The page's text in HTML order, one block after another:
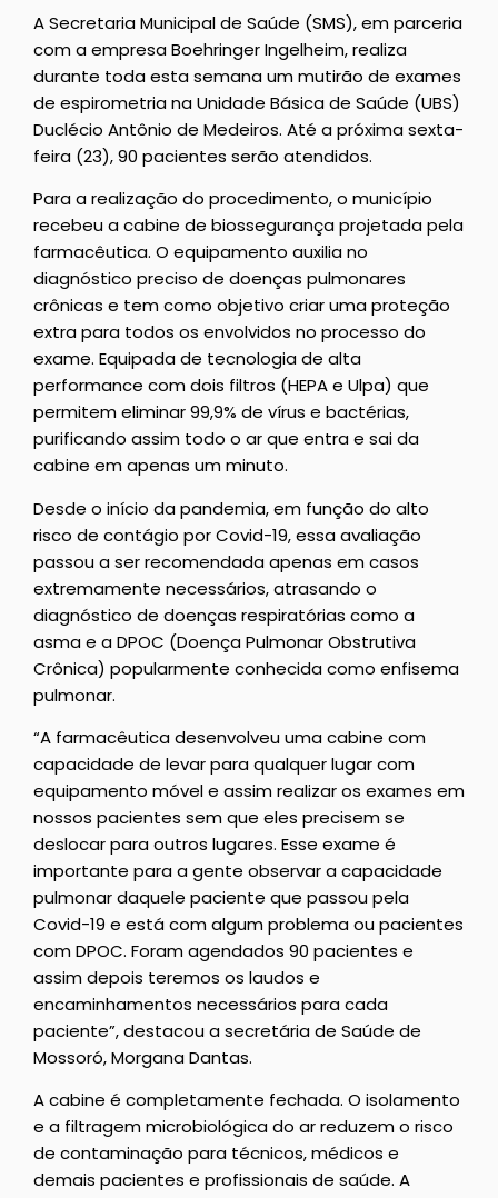
A Secretaria Municipal de Saúde (SMS), em parceria
com a empresa Boehringer Ingelheim, realiza
durante toda esta semana um mutirão de exames
de espirometria na Unidade Básica de Saúde (UBS)
Duclécio Antônio de Medeiros. Até a próxima sexta-
feira (23), 90 pacientes serão atendidos.
Para a realização do procedimento, o município
recebeu a cabine de biossegurança projetada pela
farmacêutica. O equipamento auxilia no
diagnóstico preciso de doenças pulmonares
crônicas e tem como objetivo criar uma proteção
extra para todos os envolvidos no processo do
exame. Equipada de tecnologia de alta
performance com dois filtros (HEPA e Ulpa) que
permitem eliminar 99,9% de vírus e bactérias,
purificando assim todo o ar que entra e sai da
cabine em apenas um minuto.
Desde o início da pandemia, em função do alto
risco de contágio por Covid-19, essa avaliação
passou a ser recomendada apenas em casos
extremamente necessários, atrasando o
diagnóstico de doenças respiratórias como a
asma e a DPOC (Doença Pulmonar Obstrutiva
Crônica) popularmente conhecida como enfisema
pulmonar.
“A farmacêutica desenvolveu uma cabine com
capacidade de levar para qualquer lugar com
equipamento móvel e assim realizar os exames em
nossos pacientes sem que eles precisem se
deslocar para outros lugares. Esse exame é
importante para a gente observar a capacidade
pulmonar daquele paciente que passou pela
Covid-19 e está com algum problema ou pacientes
com DPOC. Foram agendados 90 pacientes e
assim depois teremos os laudos e
encaminhamentos necessários para cada
paciente”, destacou a secretária de Saúde de
Mossoró, Morgana Dantas.
A cabine é completamente fechada. O isolamento
e a filtragem microbiológica do ar reduzem o risco
de contaminação para técnicos, médicos e
demais pacientes e profissionais de saúde. A